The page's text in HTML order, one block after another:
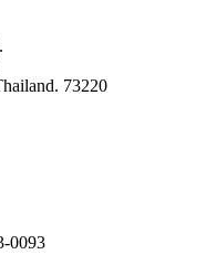
73220
0093